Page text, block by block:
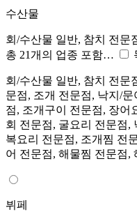
수산물
회/수산물 일반, 참치 전문
총 21개의 업종 포함…
회/수산물 일반, 참치 전문
문점, 조개 전문점, 낙지/
점, 조개구이 전문점, 장어
회 전문점, 굴요리 전문점,
복요리 전문점, 조개찜 전
어 전문점, 해물찜 전문점,
뷔페